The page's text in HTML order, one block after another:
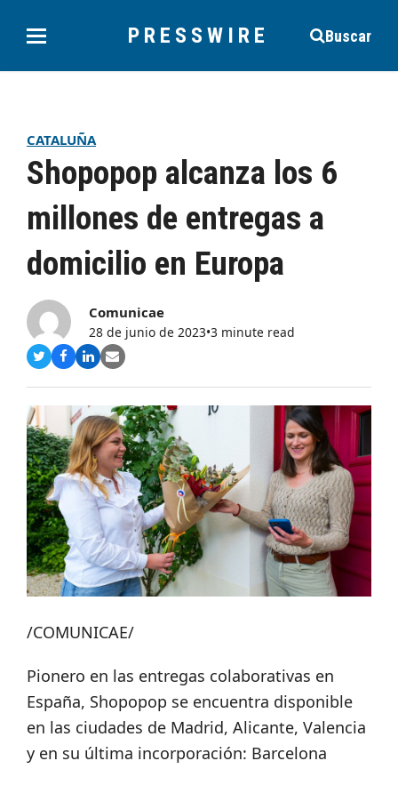
PRESSWIRE Buscar
CATALUÑA
Shopopop alcanza los 6
millones de entregas a
domicilio en Europa
Comunicae
28 de junio de 2023•3 minute read
Compartir
Twitter
Compartir
Facebook
Compartir
LinkedIn
Share
Email
/COMUNICAE/
Pionero en las entregas colaborativas en
España, Shopopop se encuentra disponible
en las ciudades de Madrid, Alicante, Valencia
y en su última incorporación: Barcelona